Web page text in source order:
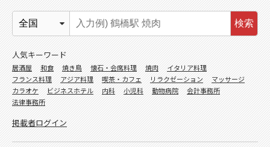
検索
人気キーワード
居酒屋 和食 焼き鳥 懐石・会席料理 焼肉
イタリア料理
フランス料理
アジア料理 喫茶・カフェ リラクゼーション
マッサージ
カラオケ
ビジネスホテル 内科 小児科 動物病院
会計事務所
法律事務所
掲載者ログイン